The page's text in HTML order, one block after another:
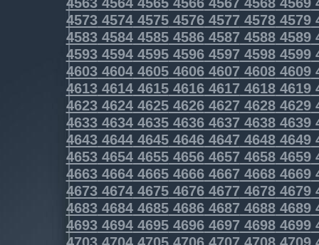
4573457445754576457745784579
4583458445854586458745884589
4593459445954596459745984599
4603460446054606460746084609
4613461446154616461746184619
4623462446254626462746284629
4633463446354636463746384639
4643464446454646464746484649
4653465446554656465746584659
4663466446654666466746684669
4673467446754676467746784679
4683468446854686468746884689
4693469446954696469746984699